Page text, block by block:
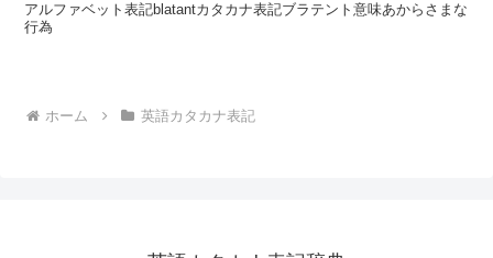
アルファベット表記blatantカタカナ表記ブラテント意味あからさまな
行為
ホーム 英語カタカナ表記